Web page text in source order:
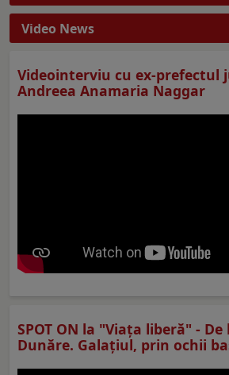
Video News
Videointerviu cu ex-prefectul
Andreea Anamaria Naggar
SPOT ON la "Viaţa liberă" -
Dunăre. Galațiul, prin ochii